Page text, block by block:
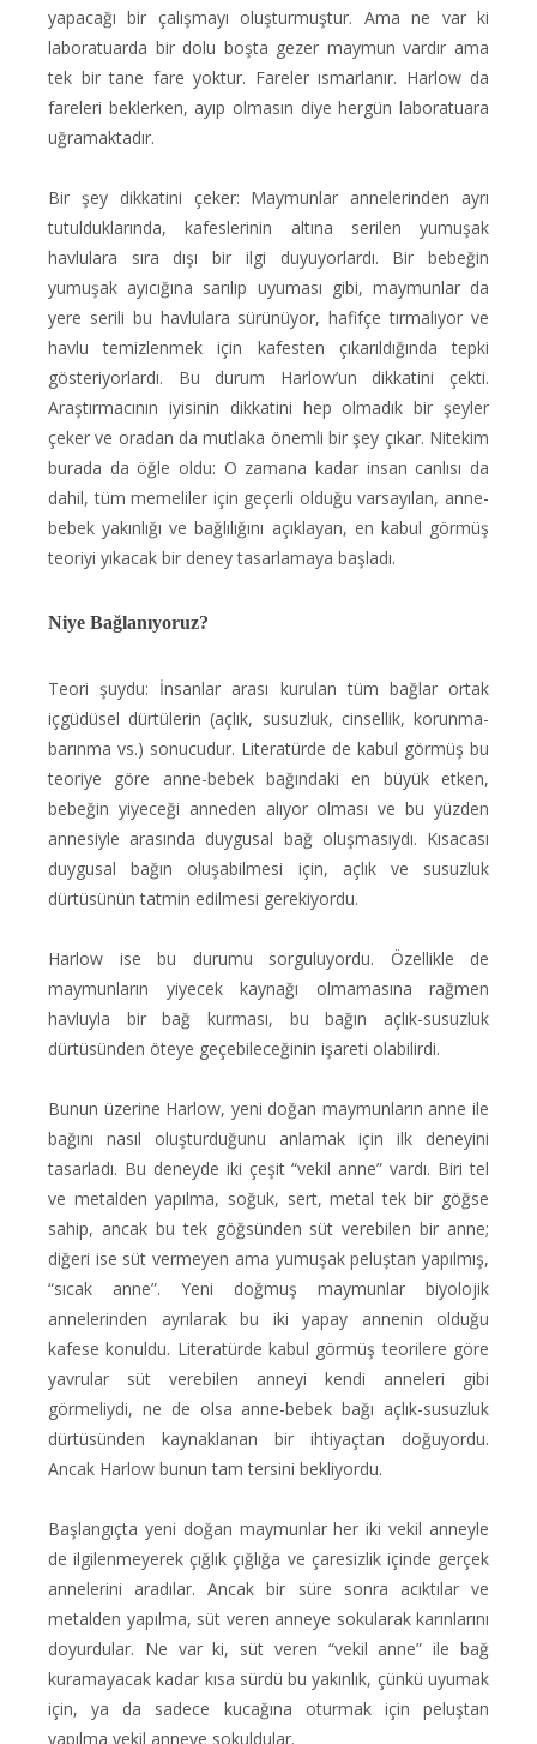
yapacağı bir çalışmayı oluşturmuştur. Ama ne var ki
laboratuarda bir dolu boşta gezer maymun vardır ama
tek bir tane fare yoktur. Fareler ısmarlanır. Harlow da
fareleri beklerken, ayıp olmasın diye hergün laboratuara
uğramaktadır.
Bir şey dikkatini çeker: Maymunlar annelerinden ayrı
tutulduklarında, kafeslerinin altına serilen yumuşak
havlulara sıra dışı bir ilgi duyuyorlardı. Bir bebeğin
yumuşak ayıcığına sarılıp uyuması gibi, maymunlar da
yere serili bu havlulara sürünüyor, hafifçe tırmalıyor ve
havlu temizlenmek için kafesten çıkarıldığında tepki
gösteriyorlardı. Bu durum Harlow’un dikkatini çekti.
Araştırmacının iyisinin dikkatini hep olmadık bir şeyler
çeker ve oradan da mutlaka önemli bir şey çıkar. Nitekim
burada da öğle oldu: O zamana kadar insan canlısı da
dahil, tüm memeliler için geçerli olduğu varsayılan, anne-
bebek yakınlığı ve bağlılığını açıklayan, en kabul görmüş
teoriyi yıkacak bir deney tasarlamaya başladı.
Niye Bağlanıyoruz?
Teori şuydu: İnsanlar arası kurulan tüm bağlar ortak
içgüdüsel dürtülerin (açlık, susuzluk, cinsellik, korunma-
barınma vs.) sonucudur. Literatürde de kabul görmüş bu
teoriye göre anne-bebek bağındaki en büyük etken,
bebeğin yiyeceği anneden alıyor olması ve bu yüzden
annesiyle arasında duygusal bağ oluşmasıydı. Kısacası
duygusal bağın oluşabilmesi için, açlık ve susuzluk
dürtüsünün tatmin edilmesi gerekiyordu.
Harlow ise bu durumu sorguluyordu. Özellikle de
maymunların yiyecek kaynağı olmamasına rağmen
havluyla bir bağ kurması, bu bağın açlık-susuzluk
dürtüsünden öteye geçebileceğinin işareti olabilirdi.
Bunun üzerine Harlow, yeni doğan maymunların anne ile
bağını nasıl oluşturduğunu anlamak için ilk deneyini
tasarladı. Bu deneyde iki çeşit “vekil anne” vardı. Biri tel
ve metalden yapılma, soğuk, sert, metal tek bir göğse
sahip, ancak bu tek göğsünden süt verebilen bir anne;
diğeri ise süt vermeyen ama yumuşak peluştan yapılmış,
“sıcak anne”. Yeni doğmuş maymunlar biyolojik
annelerinden ayrılarak bu iki yapay annenin olduğu
kafese konuldu. Literatürde kabul görmüş teorilere göre
yavrular süt verebilen anneyi kendi anneleri gibi
görmeliydi, ne de olsa anne-bebek bağı açlık-susuzluk
dürtüsünden kaynaklanan bir ihtiyaçtan doğuyordu.
Ancak Harlow bunun tam tersini bekliyordu.
Başlangıçta yeni doğan maymunlar her iki vekil anneyle
de ilgilenmeyerek çığlık çığlığa ve çaresizlik içinde gerçek
annelerini aradılar. Ancak bir süre sonra acıktılar ve
metalden yapılma, süt veren anneye sokularak karınlarını
doyurdular. Ne var ki, süt veren “vekil anne” ile bağ
kuramayacak kadar kısa sürdü bu yakınlık, çünkü uyumak
için, ya da sadece kucağına oturmak için peluştan
yapılma vekil anneye sokuldular.